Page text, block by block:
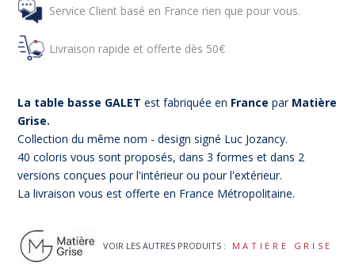
Service Client basé en France rien que pour vous.
Livraison rapide et offerte dès 50€
La table basse GALETest fabriquée en France parMatière
Grise.
Collection du même nom - design signé Luc Jozancy.
40 coloris vous sont proposés, dans 3 formes et dans 2
versions conçues pour l'intérieur ou pour l'extérieur.
La livraison vous est offerte en France Métropolitaine.
VOIR LES AUTRES PRODUITS : MATIERE GRISE